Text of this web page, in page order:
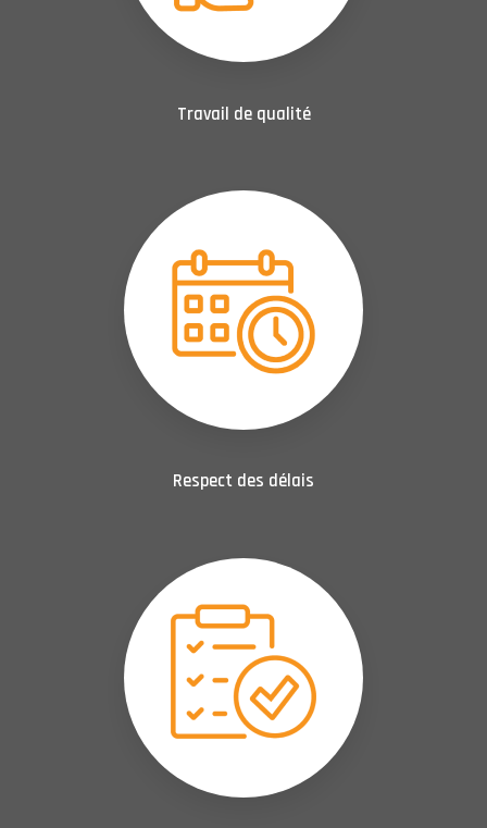
Travail de qualité
Respect des délais